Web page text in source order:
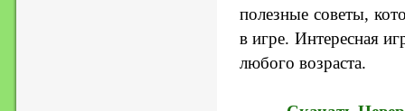
полезные советы,
в игре. Интересная
любого возраста.